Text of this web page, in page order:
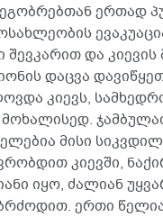
ერთად
და კიევის
დაცვა
კიევს,
მოხალისედ.
მისი
კიევში,
იყო, ძალიან
ერთი